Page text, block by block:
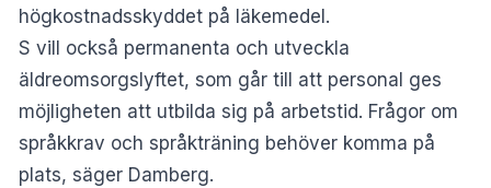
högkostnadsskyddet på läkemedel.
S vill också permanenta och utveckla
äldreomsorgslyftet, som går till att personal ges
möjligheten att utbilda sig på arbetstid. Frågor om
språkkrav och språkträning behöver komma på
plats, säger Damberg.